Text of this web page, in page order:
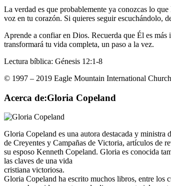
La verdad es que probablemente ya conozcas lo
voz en tu corazón. Si quieres seguir escuchándolo,
Aprende a confiar en Dios. Recuerda que Él es más
transformará tu vida completa, un paso a la vez.
Lectura bíblica: Génesis 12:1-8
© 1997 – 2019 Eagle Mountain International
Acerca de:Gloria Copeland
Gloria Copeland es una autora destacada y ministra
de Creyentes y Campañas de Victoria, artículos de
su esposo Kenneth Copeland. Gloria es conocida
las claves de una vida
cristiana victoriosa.
Gloria Copeland ha escrito muchos libros, entre